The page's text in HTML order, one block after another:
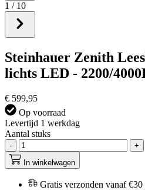
1 / 10
Steinhauer Zenith
lichts LED - 2200/
€ 599,95
Op voorraad
Levertijd 1 werkdag
Aantal stuks
-
+
In winkelwagen
Gratis verzonden vanaf €30